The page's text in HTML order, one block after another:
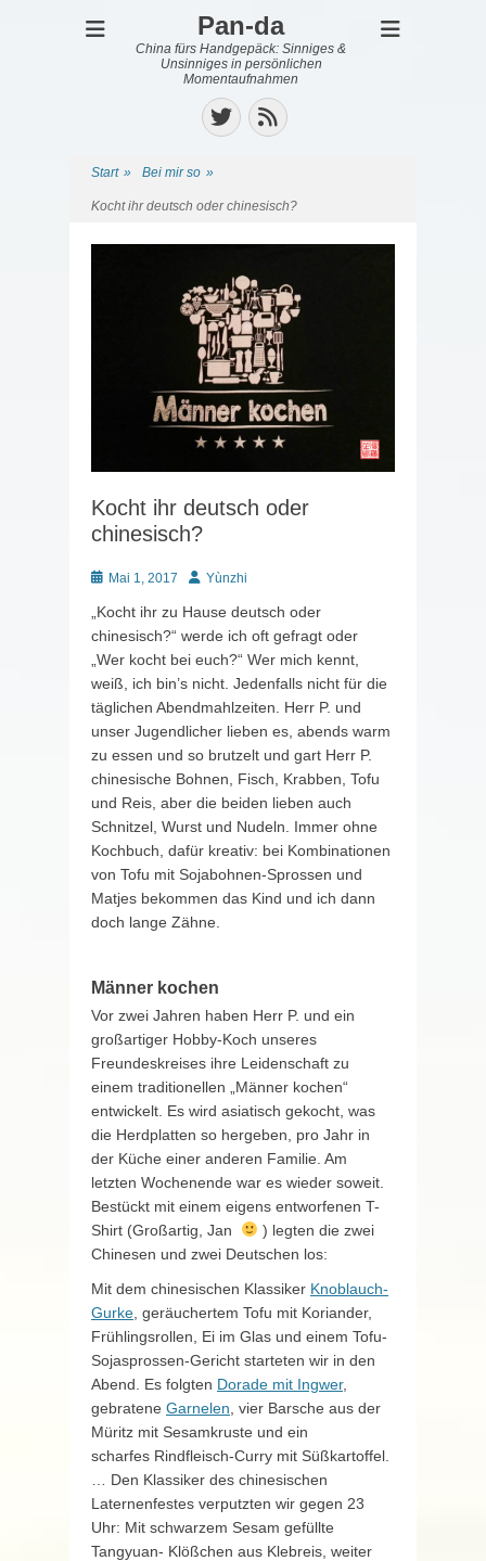
Pan-da
China fürs Handgepäck: Sinniges &
Unsinniges in persönlichen
Momentaufnahmen
Twitter
Feed
Start » Bei mir so »
Kocht ihr deutsch oder chinesisch?
Kocht ihr deutsch oder
chinesisch?
PostedMai 1, 2017 AutorYùnzhi
„Kocht ihr zu Hause deutsch oder
chinesisch?“ werde ich oft gefragt oder
„Wer kocht bei euch?“ Wer mich kennt,
weiß, ich bin’s nicht. Jedenfalls nicht für die
täglichen Abendmahlzeiten. Herr P. und
unser Jugendlicher lieben es, abends warm
zu essen und so brutzelt und gart Herr P.
chinesische Bohnen, Fisch, Krabben, Tofu
und Reis, aber die beiden lieben auch
Schnitzel, Wurst und Nudeln. Immer ohne
Kochbuch, dafür kreativ: bei Kombinationen
von Tofu mit Sojabohnen-Sprossen und
Matjes bekommen das Kind und ich dann
doch lange Zähne.
Männer kochen
Vor zwei Jahren haben Herr P. und ein
großartiger Hobby-Koch unseres
Freundeskreises ihre Leidenschaft zu
einem traditionellen „Männer kochen“
entwickelt. Es wird asiatisch gekocht, was
die Herdplatten so hergeben, pro Jahr in
der Küche einer anderen Familie. Am
letzten Wochenende war es wieder soweit.
Bestückt mit einem eigens entworfenen T-
Shirt (Großartig, Jan
) legten die zwei
Chinesen und zwei Deutschen los:
Mit dem chinesischen Klassiker Knoblauch-
Gurke , geräuchertem Tofu mit Koriander,
Frühlingsrollen, Ei im Glas und einem Tofu-
Sojasprossen-Gericht starteten wir in den
Abend. Es folgten Dorade mit Ingwer,
gebratene Garnelen , vier Barsche aus der
Müritz mit Sesamkruste und ein
scharfes Rindfleisch-Curry mit Süßkartoffel.
… Den Klassiker des chinesischen
Laternenfestes verputzten wir gegen 23
Uhr: Mit schwarzem Sesam gefüllte
Tangyuan- Klößchen aus Klebreis, weiter